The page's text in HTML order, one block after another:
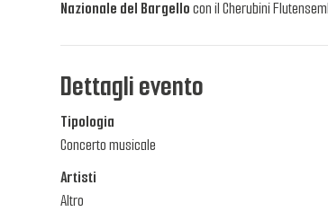
Nazionale del Bargellocon il Cherubini
Dettagli evento
Tipologia
Concerto musicale
Artisti
Altro